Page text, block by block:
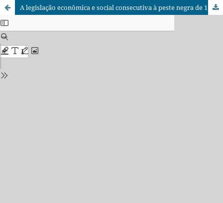
A legislação econômica e social consecutiva à peste negra de 1348 e sua significação no contexto da depressão do fim da Idade Média (I)